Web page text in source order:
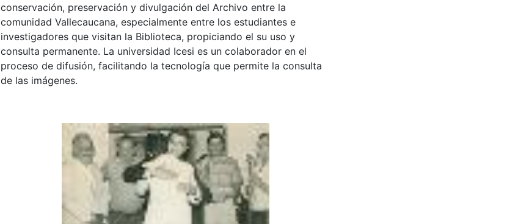
conservación, preservación y divulgación del Archivo entre la
comunidad Vallecaucana, especialmente entre los estudiantes e
investigadores que visitan la Biblioteca, propiciando el su uso y
consulta permanente. La universidad Icesi es un colaborador en el
proceso de difusión, facilitando la tecnología que permite la consulta
de las imágenes.